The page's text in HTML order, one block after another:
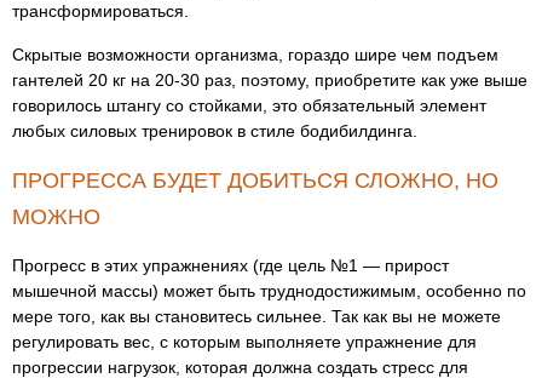
трансформироваться.
Скрытые возможности организма, гораздо шире чем подъем
гантелей 20 кг на 20-30 раз, поэтому, приобретите как уже выше
говорилось штангу со стойками, это обязательный элемент
любых силовых тренировок в стиле бодибилдинга.
ПРОГРЕССА БУДЕТ ДОБИТЬСЯ СЛОЖНО, НО
МОЖНО
Прогресс в этих упражнениях (где цель №1 — прирост
мышечной массы) может быть труднодостижимым, особенно по
мере того, как вы становитесь сильнее. Так как вы не можете
регулировать вес, с которым выполняете упражнение для
прогрессии нагрузок, которая должна создать стресс для